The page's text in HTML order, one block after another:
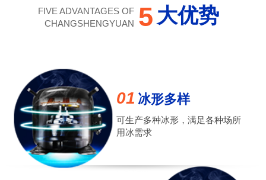
FIVE ADVANTAGES OF
CHANGSHENGYUAN 5 大优势
01 冰形多样
可生产多种冰形，满足各种场所
用冰需求